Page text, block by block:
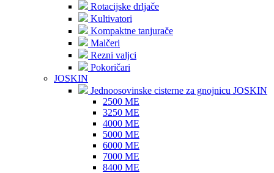
Rotacijske drljače
Kultivatori
Kompaktne tanjurače
Malčeri
Rezni valjci
Pokoričari
JOSKIN
Jednoosovinske cisterne za gnojnicu JOSKIN
2500 ME
3250 ME
4000 ME
5000 ME
6000 ME
7000 ME
8400 ME